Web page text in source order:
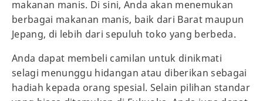
makanan manis. Di sini, Anda akan menemukan
berbagai makanan manis, baik dari Barat maupun
Jepang, di lebih dari sepuluh toko yang berbeda.
Anda dapat membeli camilan untuk dinikmati
selagi menunggu hidangan atau diberikan sebagai
hadiah kepada orang spesial. Selain pilihan standar